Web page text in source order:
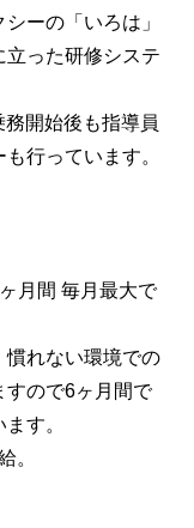
ーの「いろは」
立った研修システ
開始後も指導員
行っています。
月間 毎月最大で
慣れない環境での
すので6ヶ月間で
す。
。